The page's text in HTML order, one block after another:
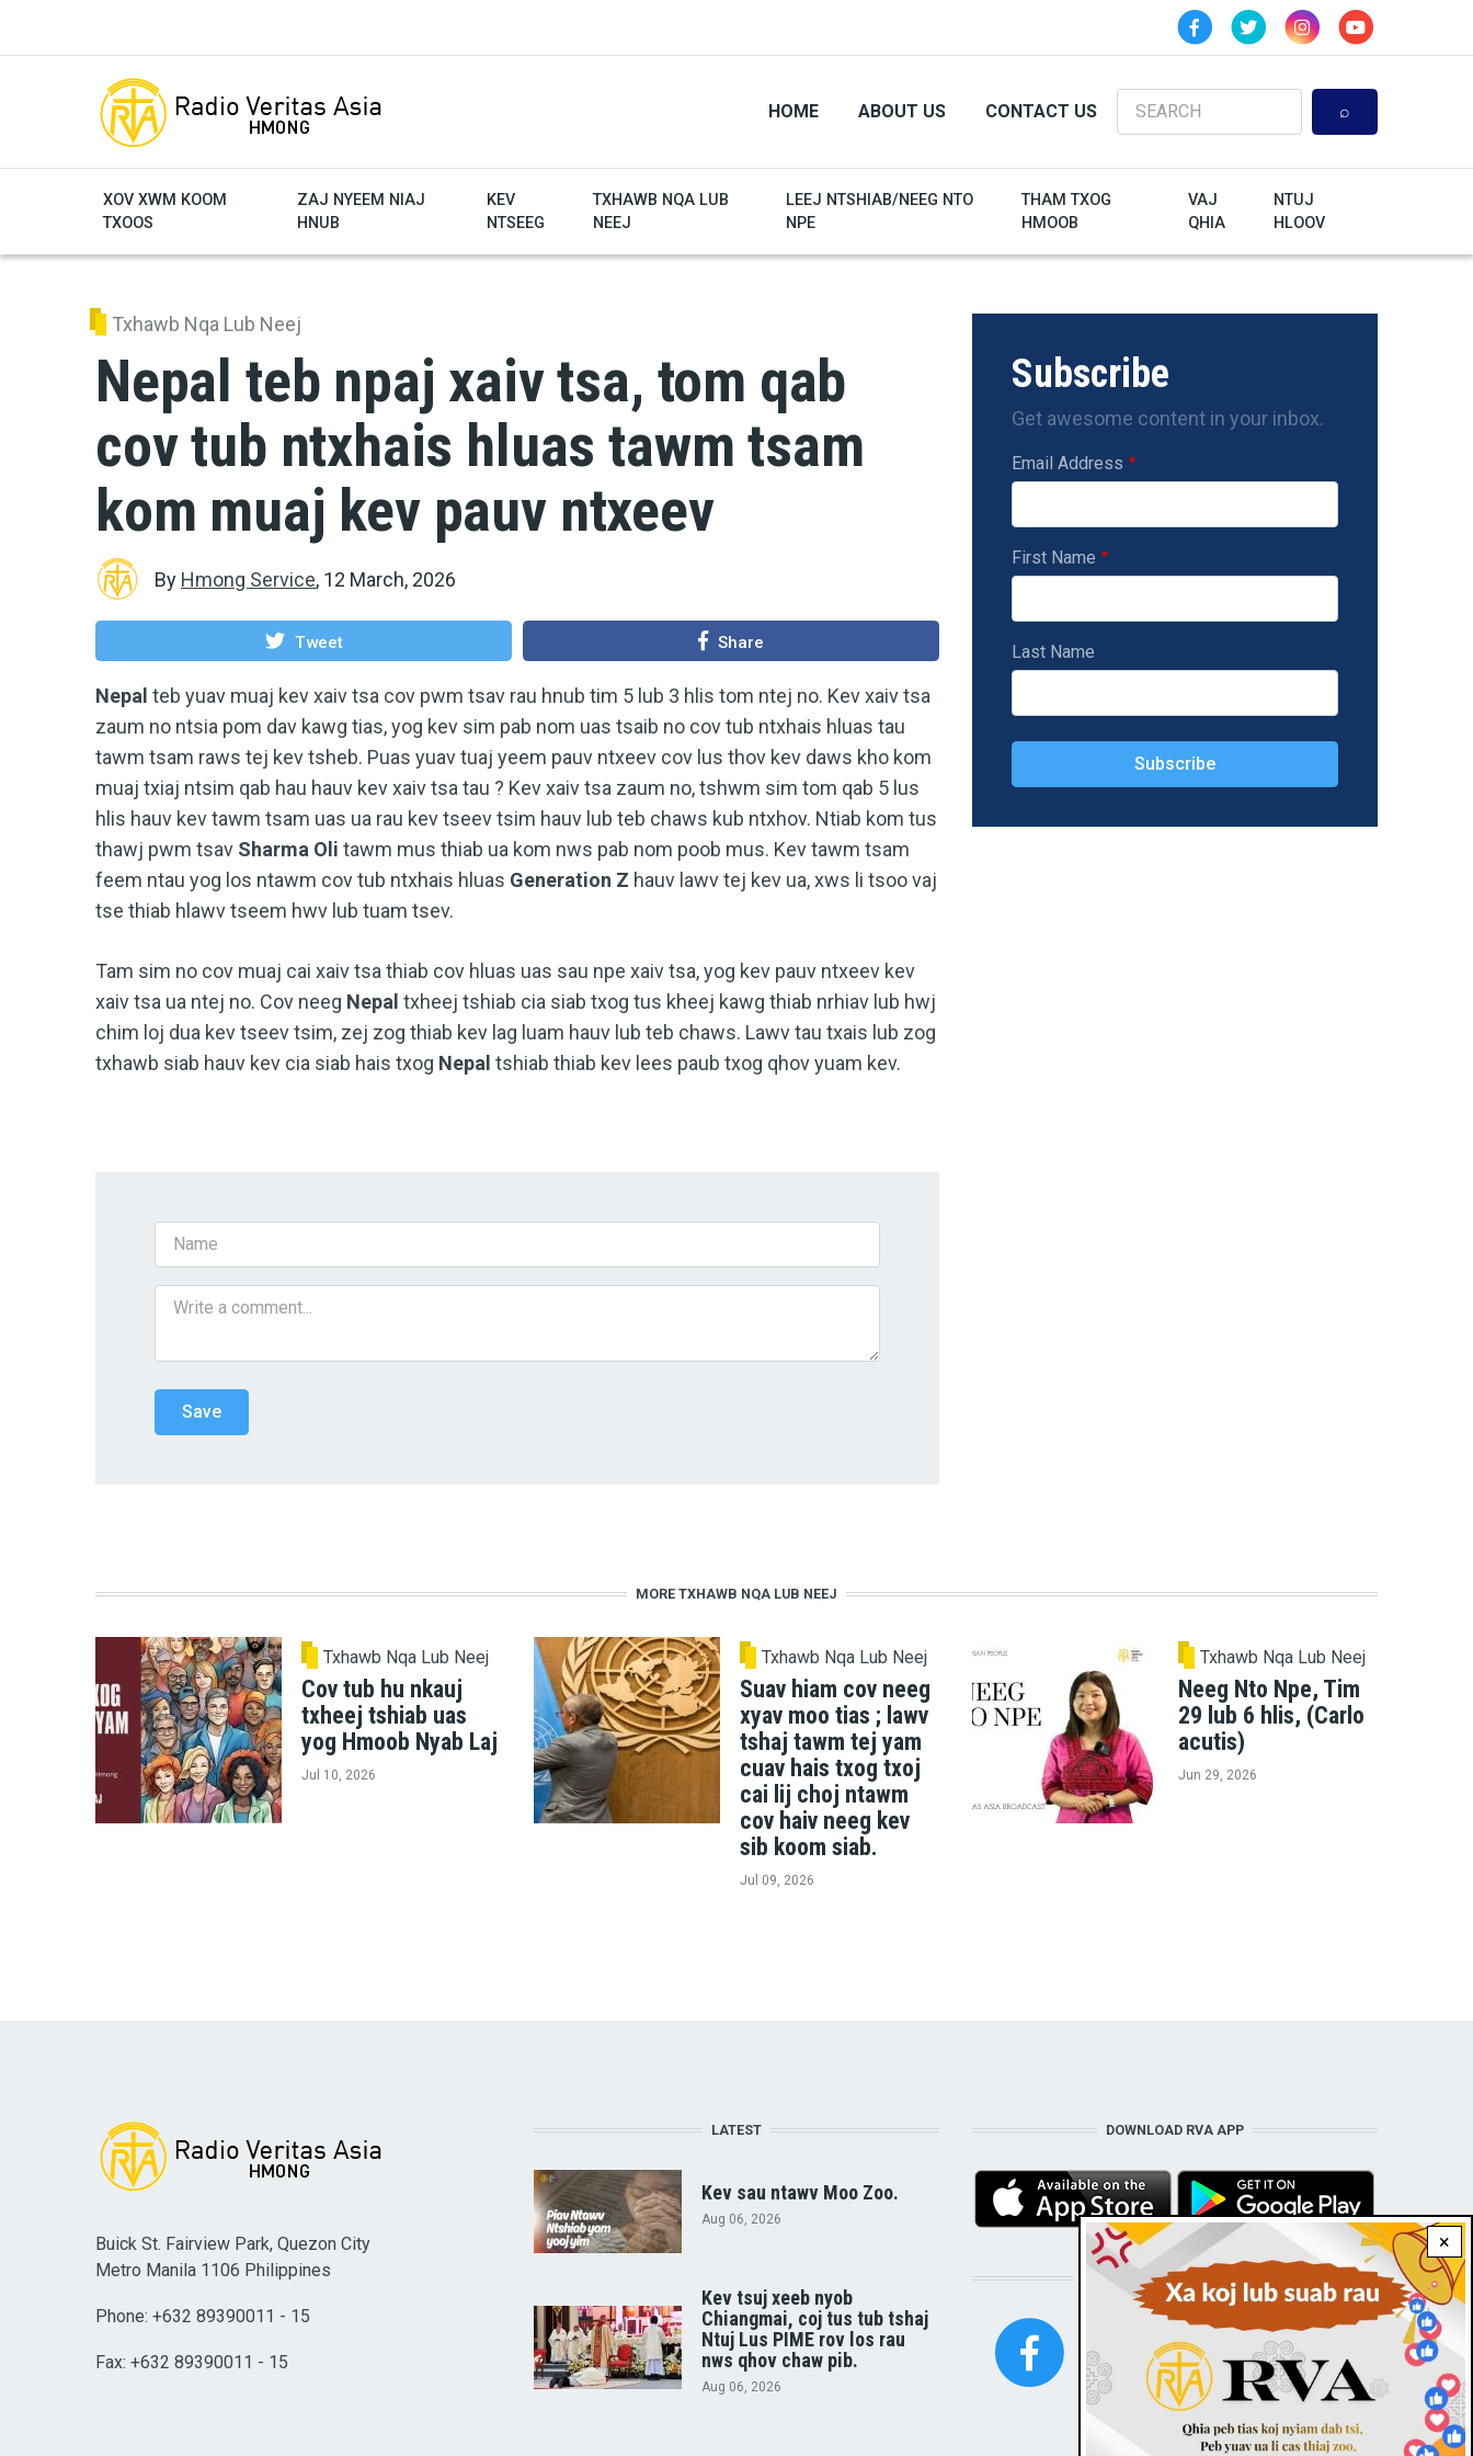
HOME ABOUT US CONTACT US
Search
XOV XWM KOOM
TXOOS
ZAJ NYEEM NIAJ
HNUB
KEV
NTSEEG
TXHAWB NQA LUB
NEEJ
LEEJ NTSHIAB/NEEG NTO
NPE
THAM TXOG
HMOOB
VAJ
QHIA
NTUJ
HLOOV
Txhawb Nqa Lub Neej
Nepal teb npaj xaiv tsa, tom qab
cov tub ntxhais hluas tawm tsam
kom muaj kev pauv ntxeev
By Hmong Service, 12 March, 2026
Tweet Share
Nepal teb yuav muaj kev xaiv tsa cov pwm tsav rau hnub tim 5 lub 3 hlis tom ntej no. Kev xaiv tsa
zaum no ntsia pom dav kawg tias, yog kev sim pab nom uas tsaib no cov tub ntxhais hluas tau
tawm tsam raws tej kev tsheb. Puas yuav tuaj yeem pauv ntxeev cov lus thov kev daws kho kom
muaj txiaj ntsim qab hau hauv kev xaiv tsa tau ? Kev xaiv tsa zaum no, tshwm sim tom qab 5 lus
hlis hauv kev tawm tsam uas ua rau kev tseev tsim hauv lub teb chaws kub ntxhov. Ntiab kom tus
thawj pwm tsav Sharma Oli tawm mus thiab ua kom nws pab nom poob mus. Kev tawm tsam
feem ntau yog los ntawm cov tub ntxhais hluas Generation Z hauv lawv tej kev ua, xws li tsoo vaj
tse thiab hlawv tseem hwv lub tuam tsev.
Tam sim no cov muaj cai xaiv tsa thiab cov hluas uas sau npe xaiv tsa, yog kev pauv ntxeev kev
xaiv tsa ua ntej no. Cov neeg Nepal txheej tshiab cia siab txog tus kheej kawg thiab nrhiav lub hwj
chim loj dua kev tseev tsim, zej zog thiab kev lag luam hauv lub teb chaws. Lawv tau txais lub zog
txhawb siab hauv kev cia siab hais txog Nepal tshiab thiab kev lees paub txog qhov yuam kev.
Subscribe
Get awesome content in your inbox.
Email Address
First Name
Last Name
MORE TXHAWB NQA LUB NEEJ
Txhawb Nqa Lub Neej
Cov tub hu nkauj
txheej tshiab uas
yog Hmoob Nyab Laj
Jul 10, 2026
Txhawb Nqa Lub Neej
Suav hiam cov neeg
xyav moo tias ; lawv
tshaj tawm tej yam
cuav hais txog txoj
cai lij choj ntawm
cov haiv neeg kev
sib koom siab.
Jul 09, 2026
Txhawb Nqa Lub Neej
Neeg Nto Npe, Tim
29 lub 6 hlis, (Carlo
acutis)
Jun 29, 2026
×
Buick St. Fairview Park, Quezon City
Metro Manila 1106 Philippines
Phone: +632 89390011 - 15
Fax: +632 89390011 - 15
LATEST
Kev sau ntawv Moo Zoo.
Aug 06, 2026
Kev tsuj xeeb nyob
Chiangmai, coj tus tub tshaj
Ntuj Lus PIME rov los rau
nws qhov chaw pib.
Aug 06, 2026
DOWNLOAD RVA APP
STAY CONNECTED WITH US!